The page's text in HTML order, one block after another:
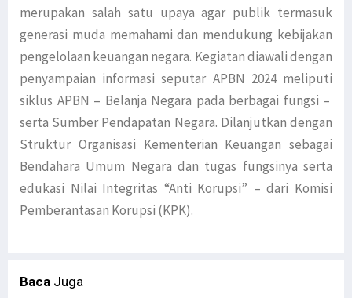
merupakan salah satu upaya agar publik termasuk
generasi muda memahami dan mendukung kebijakan
pengelolaan keuangan negara. Kegiatan diawali dengan
penyampaian informasi seputar APBN 2024 meliputi
siklus APBN – Belanja Negara pada berbagai fungsi –
serta Sumber Pendapatan Negara. Dilanjutkan dengan
Struktur Organisasi Kementerian Keuangan sebagai
Bendahara Umum Negara dan tugas fungsinya serta
edukasi Nilai Integritas “Anti Korupsi” – dari Komisi
Pemberantasan Korupsi (KPK).
Baca Juga